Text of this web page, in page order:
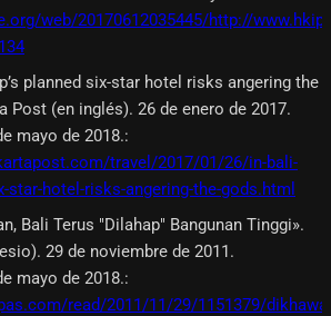
web/20170612035445/http://
planned six-star hotel risks angering the
Post (en inglés). 26 de enero de 2017.
mayo de 2018.:
travel/2017/01/26/in-bali-
star-hotel-risks-angering-the-gods.html
Bali Terus "Dilahap" Bangunan Tinggi».
29 de noviembre de 2011.
mayo de 2018.:
read/2011/11/29/1151379/